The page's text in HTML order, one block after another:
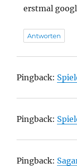
erstmal
Antworten
Pingback:
Pingback:
Pingback: